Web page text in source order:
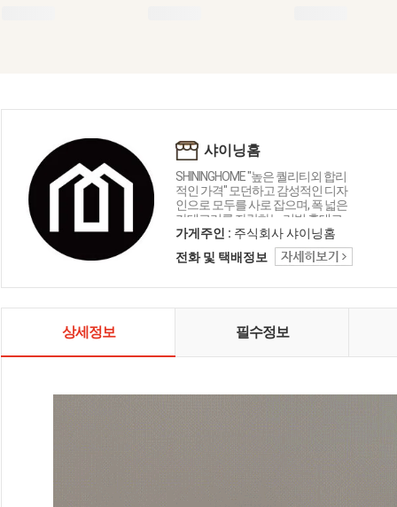
샤이닝홈
SHININGHOME "높은 퀄리티외 합리
적인 가격" 모던하고 감성적인 디자
인으로 모두를 사로 잡으며, 폭 넓은
카테고리를 자랑하는 리빙 홈데코
인테리어 샤이닝홈입니다.
가게주인 : 주식회사 샤이닝홈
전화 및 택배정보
상세정보 필수정보